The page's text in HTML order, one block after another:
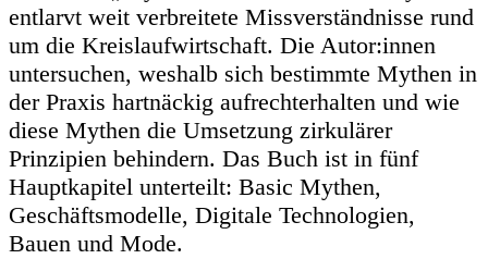
entlarvt weit verbreitete Missverständnisse rund
um die Kreislaufwirtschaft. Die Autor:innen
untersuchen, weshalb sich bestimmte Mythen in
der Praxis hartnäckig aufrechterhalten und wie
diese Mythen die Umsetzung zirkulärer
Prinzipien behindern. Das Buch ist in fünf
Hauptkapitel unterteilt: Basic Mythen,
Geschäftsmodelle, Digitale Technologien,
Bauen und Mode.